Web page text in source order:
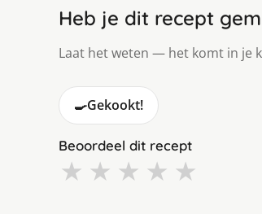
Heb je dit recept
Laat het weten — het komt in je
🍳Gekookt!
Beoordeel dit recept
★ ★ ★ ★ ★